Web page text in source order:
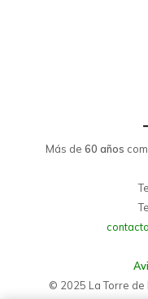
Más de 60 años
© 2025 La Torre